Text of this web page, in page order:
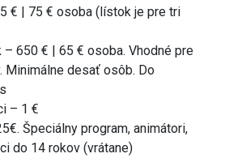
€ | 75 € osoba (lístok je pre tri
– 650 € | 65 € osoba. Vhodné pre
Minimálne desať osôb. Do
– 1 €
Špeciálny program, animátori,
do 14 rokov (vrátane)